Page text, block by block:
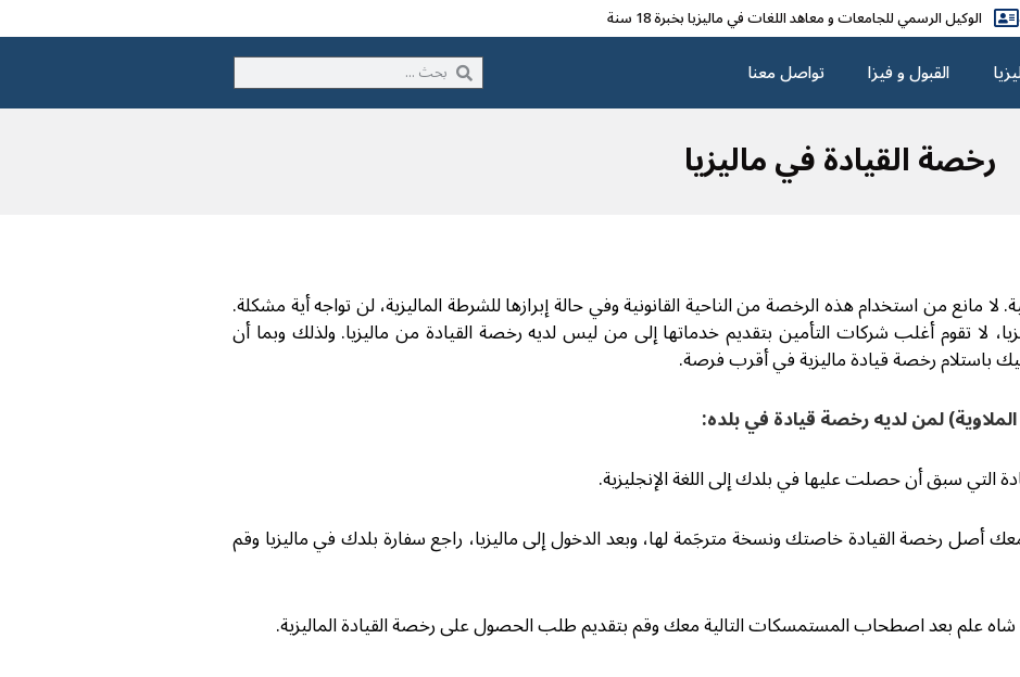
الوکیل الرسمي للجامعات و معاهد اللغات في مالیزیا بخبرة 18 سنة
القبول و فیزا تواصل معنا
رخصة القيادة في ماليزيا
مانع من استخدام هذه الرخصة من الناحية القانونية وفي حالة إبرازها للشرطة الماليزية، لن تواجه أية مشكلة.
لا تقوم أغلب شركات التأمين بتقديم خدماتها إلى من ليس لديه رخصة القيادة من ماليزيا. ولذلك وبما أن
باستلام رخصة قيادة ماليزية في أقرب فرصة.
لمن لديه رخصة قيادة في بلده:
التي سبق أن حصلت عليها في بلدك إلى اللغة الإنجليزية.
أصل رخصة القيادة خاصتك ونسخة مترجَمة لها، وبعد الدخول إلى ماليزيا، راجع سفارة بلدك في ماليزيا وقم